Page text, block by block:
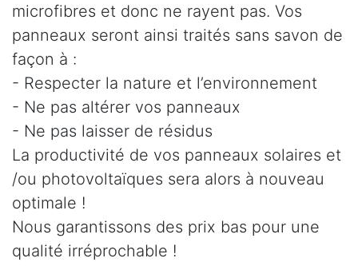
microfibres et donc ne rayent pas. Vos
panneaux seront ainsi traités sans savon de
façon à :
- Respecter la nature et l’environnement
- Ne pas altérer vos panneaux
- Ne pas laisser de résidus
La productivité de vos panneaux solaires et
/ou photovoltaïques sera alors à nouveau
optimale !
Nous garantissons des prix bas pour une
qualité irréprochable !